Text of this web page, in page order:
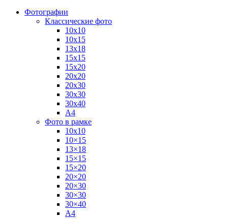
Фотографии
Классические фото
10х10
10х15
13х18
15х15
15х20
20х20
20х30
30х30
30х40
А4
Фото в рамке
10х10
10×15
13×18
15×15
15×20
20×20
20×30
30×30
30×40
A4